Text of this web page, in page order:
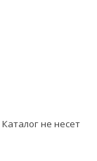
Каталог не несет